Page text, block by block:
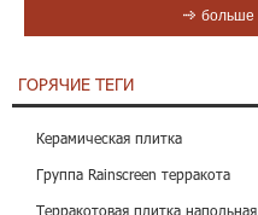
больше
ГОРЯЧИЕ ТЕГИ
Керамическая плитка
Группа Rainscreen терракота
Терракотовая плитка напольная